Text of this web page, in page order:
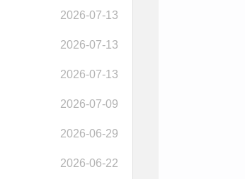
2026-07-13
2026-07-13
2026-07-13
2026-07-09
2026-06-29
2026-06-22